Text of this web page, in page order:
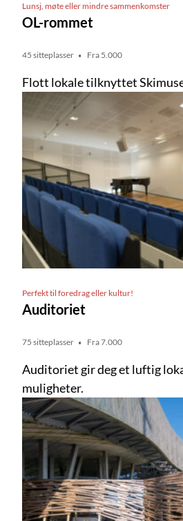
Lunsj, møte eller mindre sammenkomster
OL-rommet
45 sitteplasser Fra 5.000
Flott lokale tilknyttet
Perfekt til foredrag eller kultur!
Auditoriet
75 sitteplasser Fra 7.000
Auditoriet gir deg et luftig
muligheter.